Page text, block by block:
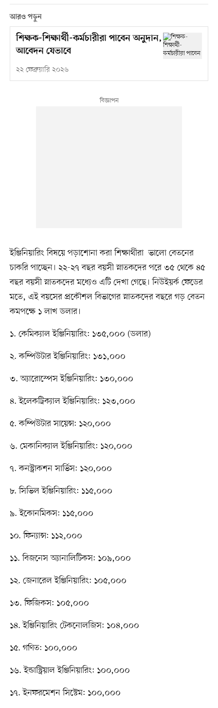
আরও পড়ুন
শিক্ষক-শিক্ষার্থী-কর্মচারীরা পাবেন অনুদান,
আবেদন যেভাবে
২২ ফেব্রুয়ারি ২০২৬
ইঞ্জিনিয়ারিং বিষয়ে পড়াশোনা করা শিক্ষার্থীরা ভালো বেতনের
চাকরি পাচ্ছেন। ২২-২৭ বছর বয়সী স্নাতকদের পরে ৩৫ থেকে ৪৫
বছর বয়সী স্নাতকদের মধ্যেও এটি দেখা গেছে। নিউইয়র্ক ফেডের
মতে, এই বয়সের প্রকৌশল বিভাগের স্নাতকদের বছরে গড় বেতন
কমপক্ষে ১ লাখ ডলার।
১. কেমিক্যাল ইঞ্জিনিয়ারিং: ১৩৫,০০০ (ডলার)
২. কম্পিউটার ইঞ্জিনিয়ারিং: ১৩১,০০০
৩. অ্যারোস্পেস ইঞ্জিনিয়ারিং: ১৩০,০০০
৪. ইলেকট্রিক্যাল ইঞ্জিনিয়ারিং: ১২৩,০০০
৫. কম্পিউটার সায়েন্স: ১২০,০০০
৬. মেকানিক্যাল ইঞ্জিনিয়ারিং: ১২০,০০০
৭. কনস্ট্রাকশন সার্ভিস: ১২০,০০০
৮. সিভিল ইঞ্জিনিয়ারিং: ১১৫,০০০
৯. ইকোনমিকস: ১১৫,০০০
১০. ফিন্যান্স: ১১২,০০০
১১. বিজনেস অ্যানালিটিকস: ১০৯,০০০
১২. জেনারেল ইঞ্জিনিয়ারিং: ১০৫,০০০
১৩. ফিজিকস: ১০৫,০০০
১৪. ইঞ্জিনিয়ারিং টেকনোলজিস: ১০৪,০০০
১৫. গণিত: ১০০,০০০
১৬. ইন্ডাস্ট্রিয়াল ইঞ্জিনিয়ারিং: ১০০,০০০
১৭. ইনফরমেশন সিস্টেম: ১০০,০০০